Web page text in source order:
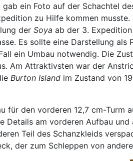
ein Foto auf der Schachtel
zu Hilfe kommen
der Soya ab der 3.
Es sollte eine Darstellung
ein Umbau notwendig. Die
Am Attraktivsten war der
Burton Island im Zustand von
für den vorderen 12,7 cm-
Details am vorderen Aufbau
Teil des Schanzkleids
der zum Schleppen von